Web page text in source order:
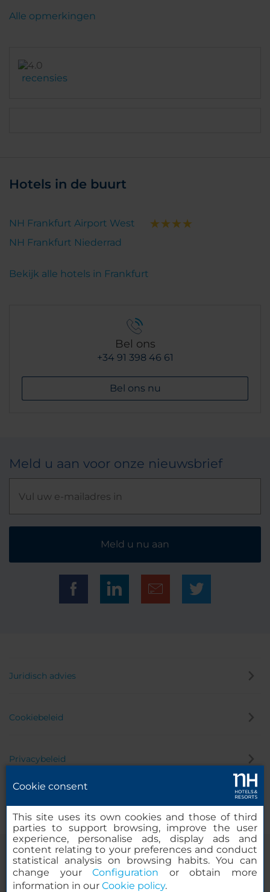
recensies
Alle opmerkingen
Hotels in de buurt
NH Frankfurt Airport West
NH Frankfurt Niederrad
Bekijk alle hotels in Frankfurt
Bel ons
+34 91 398 46 61
Bel ons nu
Meld u aan voor onze nieuwsbrief
Meld u nu aan
Juridisch advies
Cookiebeleid
Privacybeleid
Cookie consent
This site uses its own cookies and those of third
parties to support browsing, improve the user
experience, personalise ads, display ads and
content relating to your preferences and conduct
statistical analysis on browsing habits. You can
change yourConfiguration or obtain more
information in our Cookie policy.